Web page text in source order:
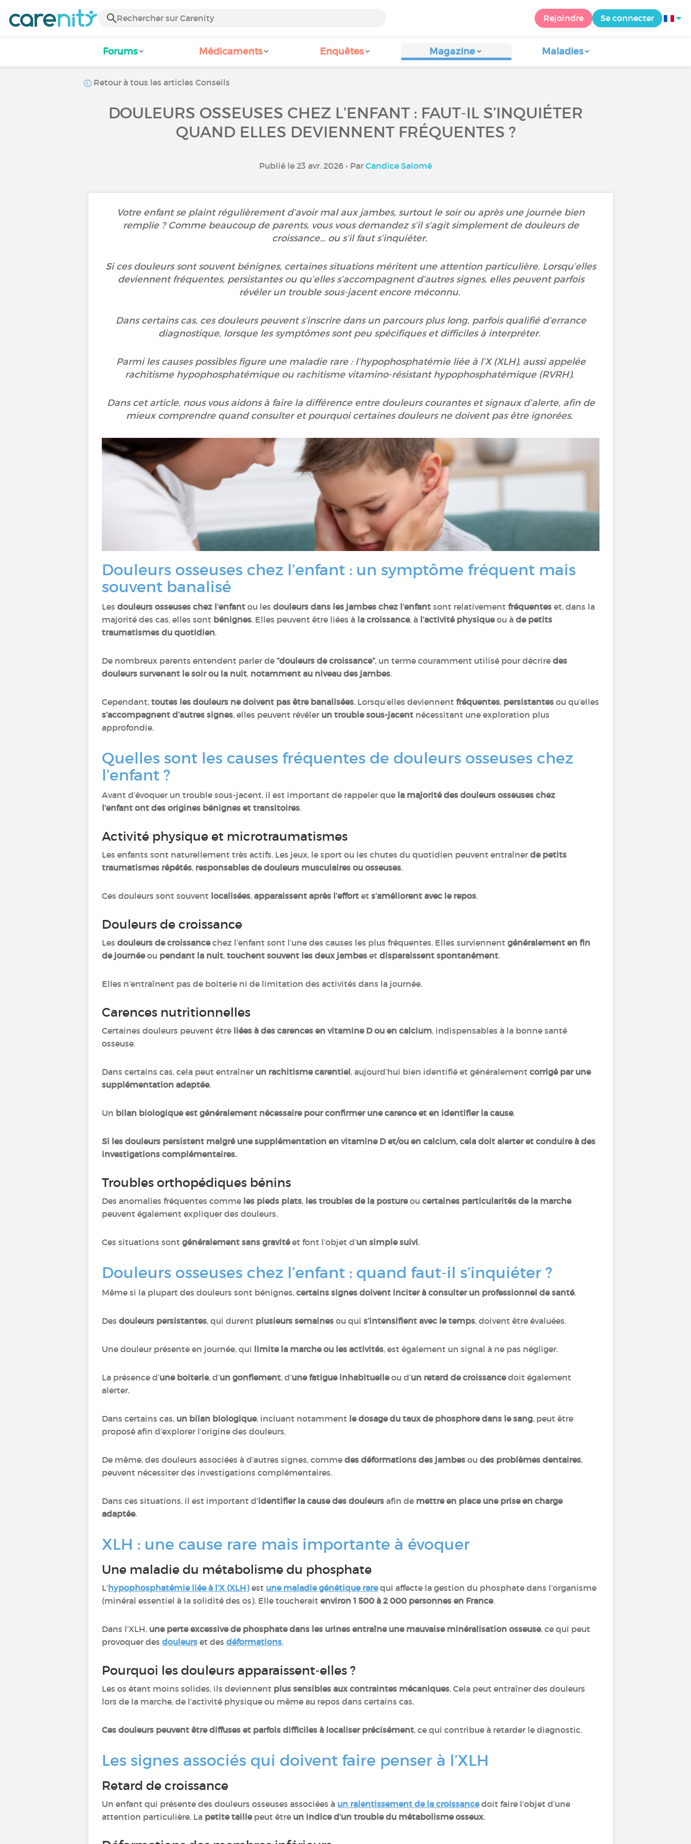
Rejoindre Se connecter
Forums Médicaments Enquêtes Magazine Maladies
Retour à tous les articles Conseils
DOULEURS OSSEUSES CHEZ L’ENFANT : FAUT-IL S’INQUIÉTER
QUAND ELLES DEVIENNENT FRÉQUENTES ?
Publié le 23 avr. 2026 • Par Candice Salomé
Votre enfant se plaint régulièrement d’avoir mal aux jambes, surtout le soir ou après une journée bien
remplie ? Comme beaucoup de parents, vous vous demandez s’il s’agit simplement de douleurs de
croissance… ou s’il faut s’inquiéter.
Si ces douleurs sont souvent bénignes, certaines situations méritent une attention particulière. Lorsqu’elles
deviennent fréquentes, persistantes ou qu’elles s’accompagnent d’autres signes, elles peuvent parfois
révéler un trouble sous-jacent encore méconnu.
Dans certains cas, ces douleurs peuvent s’inscrire dans un parcours plus long, parfois qualifié d’errance
diagnostique, lorsque les symptômes sont peu spécifiques et difficiles à interpréter.
Parmi les causes possibles figure une maladie rare : l’hypophosphatémie liée à l’X (XLH), aussi appelée
rachitisme hypophosphatémique ou rachitisme vitamino-résistant hypophosphatémique (RVRH).
Dans cet article, nous vous aidons à faire la différence entre douleurs courantes et signaux d’alerte, afin de
mieux comprendre quand consulter et pourquoi certaines douleurs ne doivent pas être ignorées.
Douleurs osseuses chez l’enfant : un symptôme fréquent mais
souvent banalisé
Les douleurs osseuses chez l’enfant ou les douleurs dans les jambes chez l’enfant sont relativement fréquentes et, dans la
majorité des cas, elles sont bénignes. Elles peuvent être liées à la croissance, à l’activité physiqueou à de petits
traumatismes du quotidien.
De nombreux parents entendent parler de “douleurs de croissance”, un terme couramment utilisé pour décrire des
douleurs survenant le soir ou la nuit, notamment au niveau des jambes.
Cependant, toutes les douleurs ne doivent pas être banalisées. Lorsqu’elles deviennent fréquentes, persistantes ou qu’elles
s’accompagnent d’autres signes, elles peuvent révéler un trouble sous-jacent nécessitant une exploration plus
approfondie.
Quelles sont les causes fréquentes de douleurs osseuses chez
l’enfant ?
Avant d’évoquer un trouble sous-jacent, il est important de rappeler que la majorité des douleurs osseuses chez
l’enfant ont des origines bénignes et transitoires.
Activité physique et microtraumatismes
Les enfants sont naturellement très actifs. Les jeux, le sport ou les chutes du quotidien peuvent entraîner de petits
traumatismes répétés, responsables de douleurs musculaires ou osseuses.
Ces douleurs sont souvent localisées, apparaissent après l’effort et s’améliorent avec le repos.
Douleurs de croissance
Les douleurs de croissancechez l’enfant sont l’une des causes les plus fréquentes. Elles surviennent généralement en fin
de journéeou pendant la nuit, touchent souvent les deux jambes et disparaissent spontanément.
Elles n’entraînent pas de boiterie ni de limitation des activités dans la journée.
Carences nutritionnelles
Certaines douleurs peuvent être liées à des carences en vitamine D ou en calcium, indispensables à la bonne santé
osseuse.
Dans certains cas, cela peut entraîner un rachitisme carentiel, aujourd’hui bien identifié et généralement corrigé par une
supplémentation adaptée.
Un bilan biologique est généralement nécessaire pour confirmer une carence et en identifier la cause.
Si les douleurs persistent malgré une supplémentation en vitamine D et/ou en calcium, cela doit alerter et conduire à des
investigations complémentaires.
Troubles orthopédiques bénins
Des anomalies fréquentes comme les pieds plats, les troubles de la postureou certaines particularités de la marche
peuvent également expliquer des douleurs.
Ces situations sont généralement sans gravitéet font l’objet d’un simple suivi.
Douleurs osseuses chez l’enfant : quand faut-il s’inquiéter ?
Même si la plupart des douleurs sont bénignes, certains signes doivent inciter à consulter un professionnel de santé.
Des douleurs persistantes, qui durent plusieurs semaines ou qui s’intensifient avec le temps, doivent être évaluées.
Une douleur présente en journée, qui limite la marche ou les activités, est également un signal à ne pas négliger.
La présence d’une boiterie, d’un gonflement, d’une fatigue inhabituelleou d’un retard de croissancedoit également
alerter.
Dans certains cas, un bilan biologique, incluant notamment le dosage du taux de phosphore dans le sang, peut être
proposé afin d’explorer l’origine des douleurs.
De même, des douleurs associées à d’autres signes, comme des déformations des jambes ou des problèmes dentaires,
peuvent nécessiter des investigations complémentaires.
Dans ces situations, il est important d’identifier la cause des douleurs afin de mettre en place une prise en charge
adaptée.
XLH : une cause rare mais importante à évoquer
Une maladie du métabolisme du phosphate
L’hypophosphatémie liée à l’X (XLH)est une maladie génétique rarequi affecte la gestion du phosphate dans l’organisme
(minéral essentiel à la solidité des os). Elle toucherait environ 1 500 à 2 000 personnes en France.
Dans l’XLH, une perte excessive de phosphate dans les urines entraîne une mauvaise minéralisation osseuse, ce qui peut
provoquer des douleurs et des déformations.
Pourquoi les douleurs apparaissent-elles ?
Les os étant moins solides, ils deviennent plus sensibles aux contraintes mécaniques. Cela peut entraîner des douleurs
lors de la marche, de l’activité physique ou même au repos dans certains cas.
Ces douleurs peuvent être diffuses et parfois difficiles à localiser précisément, ce qui contribue à retarder le diagnostic.
Les signes associés qui doivent faire penser à l’XLH
Retard de croissance
Un enfant qui présente des douleurs osseuses associées à un ralentissement de la croissancedoit faire l’objet d’une
attention particulière. La petite taillepeut être un indice d’un trouble du métabolisme osseux.